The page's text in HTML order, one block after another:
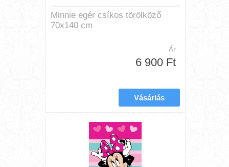
Minnie egér csíkos törölköző
70x140 cm
Ár
6 900 Ft